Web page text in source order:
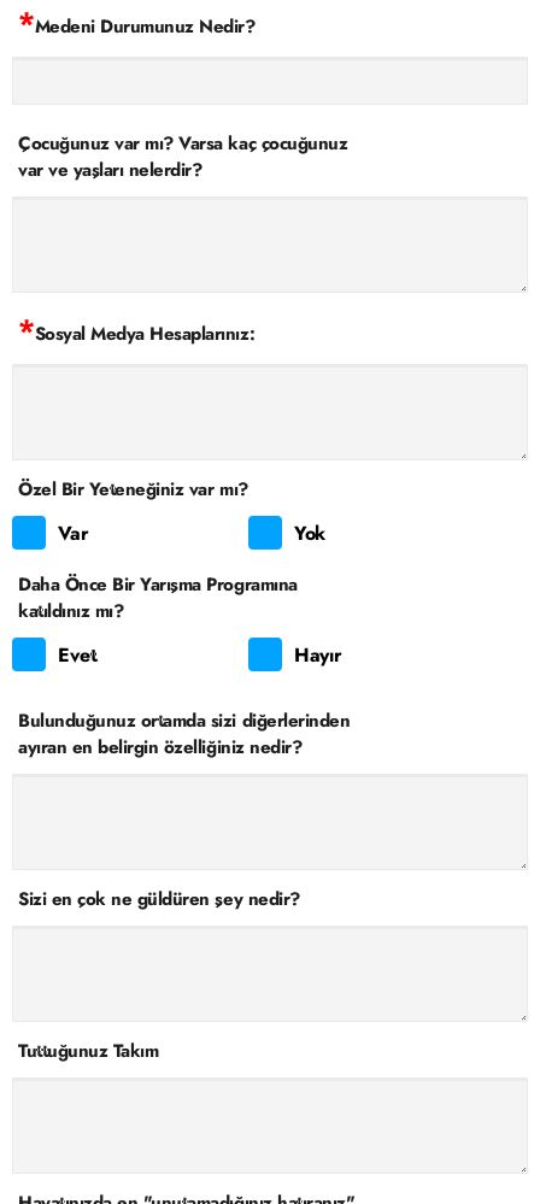
*Medeni Durumunuz Nedir?
Çocuğunuz var mı? Varsa kaç çocuğunuz
var ve yaşları nelerdir?
*Sosyal Medya Hesaplarınız:
Özel Bir Yeteneğiniz var mı?
Var Yok
Daha Önce Bir Yarışma Programına
katıldınız mı?
Evet Hayır
Bulunduğunuz ortamda sizi diğerlerinden
ayıran en belirgin özelliğiniz nedir?
Sizi en çok ne güldüren şey nedir?
Tuttuğunuz Takım